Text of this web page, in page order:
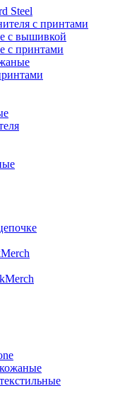
Steel
с принтами
с вышивкой
с принтами